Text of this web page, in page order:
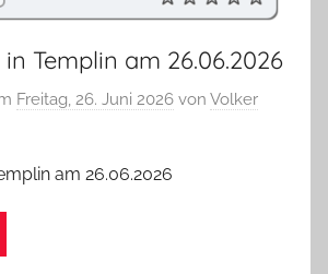
Templin am 26.06.2026
Freitag, 26. Juni 2026 von Volker
am 26.06.2026